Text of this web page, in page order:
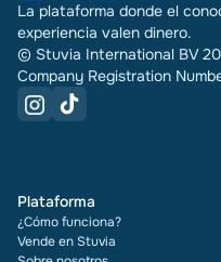
La plataforma donde el
experiencia valen dinero.
© Stuvia International BV
Company Registration
Plataforma
¿Cómo funciona?
Vende en Stuvia